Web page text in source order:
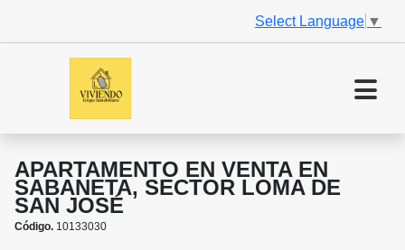
Select Language ▼
APARTAMENTO EN VENTA EN
SABANETA, SECTOR LOMA DE
SAN JOSÉ
Código. 10133030